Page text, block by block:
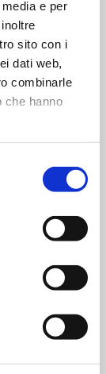
e per
sito con i
dati web,
combinarle
che hanno
cottura
cotta